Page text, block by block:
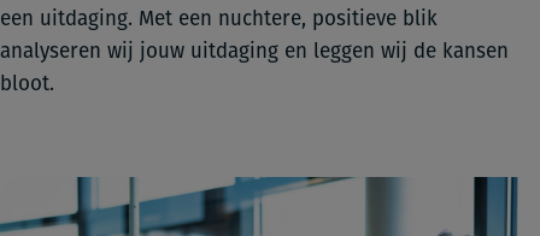
een uitdaging. Met een nuchtere, positieve blik
analyseren wij jouw uitdaging en leggen wij de kansen
bloot.